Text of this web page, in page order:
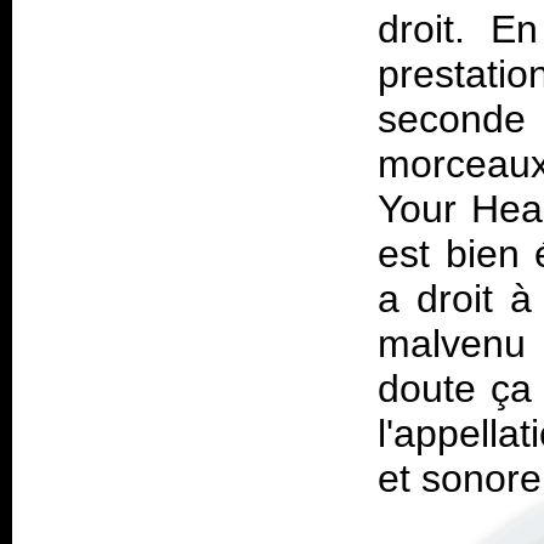
droit.
Your
est bien
a droit à
doute
et